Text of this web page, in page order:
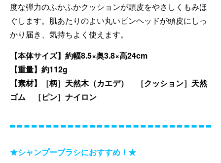
度な弾力のふかふかクッションが頭皮をやさしくもみほ
ぐします。肌あたりのよい丸いピンヘッドが頭皮にしっ
かり届き、気持ちよく使えます。
【本体サイズ】約幅8.5×奥3.8×高24cm
【重量】約112g
【素材】［柄］天然木（カエデ） ［クッション］天然
ゴム ［ピン］ナイロン
★シャンプーブラシにおすすめ！★